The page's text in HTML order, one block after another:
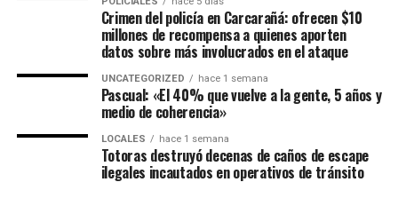
Crimen del policía en Carcarañá: ofrecen $10
millones de recompensa a quienes aporten
datos sobre más involucrados en el ataque
UNCATEGORIZED hace 1 semana
Pascual: «El 40% que vuelve a la gente, 5 años y
medio de coherencia»
LOCALES hace 1 semana
Totoras destruyó decenas de caños de escape
ilegales incautados en operativos de tránsito